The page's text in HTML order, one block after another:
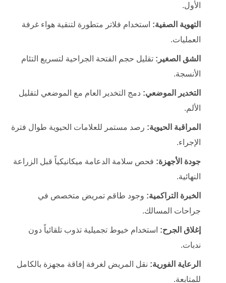
الأول.
التهوية الصفية: استخدام فلاتر متطورة لتنقية هواء غرفة
العمليات.
الشق الصغير: تقليل حجم الفتحة الجراحية لتسريع التئام
الأنسجة.
التخدير الموضعي: دمج التخدير العام مع الموضعي لتقليل
الألم.
المراقبة الحيوية: رصد مستمر للعلامات الحيوية طوال فترة
الإجراء.
جودة الأجهزة: فحص سلامة الدعامة ميكانيكياً قبل الزراعة
النهائية.
الخبرة التراكمية: وجود طاقم تمريض متخصص في
جراحات المسالك.
إغلاق الجرح: استخدام خيوط تجميلية تذوب تلقائياً دون
ندبات.
الرعاية الفورية: نقل المريض لغرفة إفاقة مجهزة بالكامل
للمتابعة.